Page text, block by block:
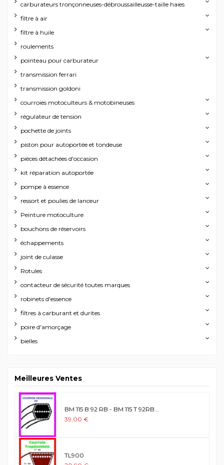
carburateurs tronçonneuses-débroussailleusse-taille haies
filtre à air
filtre à huile
roulements
pointeau pour carburateur
transmission ferrari
transmission goldoni
courroies motoculteurs & motobineuses
régulateur de tension
pochette de joints
piston pour autoportée et tondeuse
pièces détachées d'occasion
kit réparation autoportée
pompe à essence
ressort et poulies de lanceur
Peinture motoculture
bouchons de réservoirs
échappements
joint de culasse
Rotules
contacteur de sécurité toutes marques
robinets d'essence
filtres à carburant et durites
poire d'amorçage
bielles
Meilleures Ventes
BM 115 B 92 RB - BM 115 T 92RB...
39,00 €
TL900